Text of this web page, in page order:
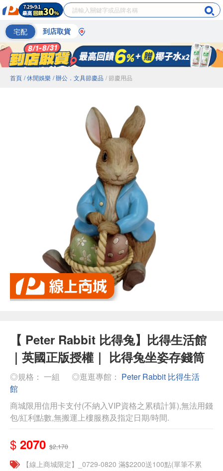
宅配 到店取貨
首頁 / 休閒娛樂 / 辦公．文具節慶品 / 節慶用品
【 Peter Rabbit 比得兔】比得生活館
｜英國正版授權｜ 比得兔坐姿存錢筒
◎規格： 一組 ◎逛逛專館： Peter Rabbit 比得生活
館
商城限用信用卡支付(不納入VIP資格之累積計算),無法用錢
包/紅利點數,無搬運上樓服務及指定日期/時間.
$ 2070 $2,170
【線上商城限定】_0729-0820 滿$2200送100點(單筆不累